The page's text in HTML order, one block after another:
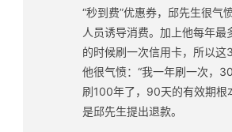
“秒到费”优惠券，邱先生很气
人员诱导消费。加上他每年最
的时候刷一次信用卡，所以这
他很气愤：“我一年刷一次，
刷100年了，90天的有效期根
是邱先生提出退款。